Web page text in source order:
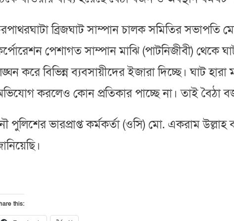
ব্রিজঘাট সাম্পান চালক সমিতির সভাপতি
পেশাগত সাম্পান মাঝি (পাটনিজীবী) থেকে
করে বিভিন্ন ব্যবসায়ীদের ইজারা দিচ্ছে। ঘাট
করলেও কোন প্রতিকার পাচ্ছে না। তাই বৈঠা
পুলিশের ভারপ্রাপ্ত কর্মকর্তা (ওসি) মো. একরাম
this: